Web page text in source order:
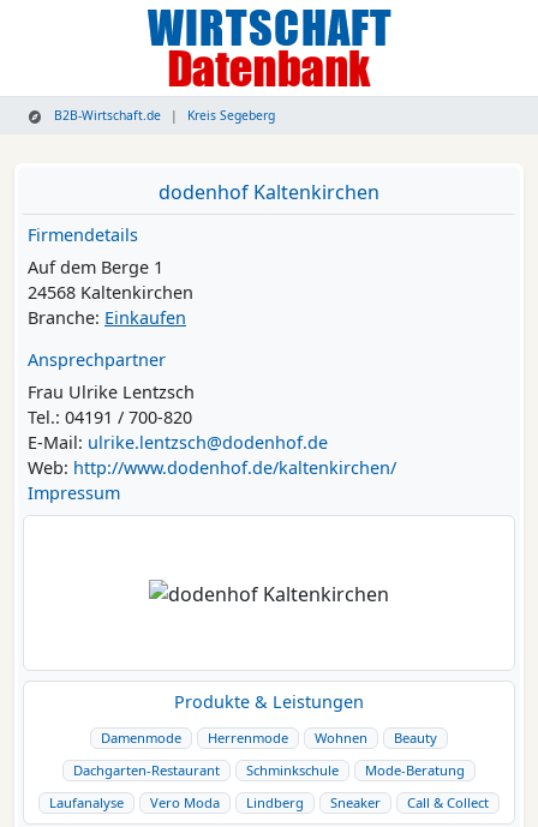
B2B-Wirtschaft.de Kreis Segeberg
dodenhof Kaltenkirchen
Firmendetails
Auf dem Berge 1
24568 Kaltenkirchen
Branche: Einkaufen
Ansprechpartner
Frau Ulrike Lentzsch
Tel.: 04191 / 700-820
E-Mail: ulrike.lentzsch@dodenhof.de
Web: http://www.dodenhof.de/kaltenkirchen/
Impressum
Produkte & Leistungen
Damenmode Herrenmode Wohnen
Beauty
Dachgarten-Restaurant
Schminkschule
Mode-Beratung
Laufanalyse
Vero Moda Lindberg Sneaker Call & Collect